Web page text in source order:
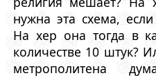
нужна эта схема,
На хер она тогда в
количестве 10 штук?
метрополитена